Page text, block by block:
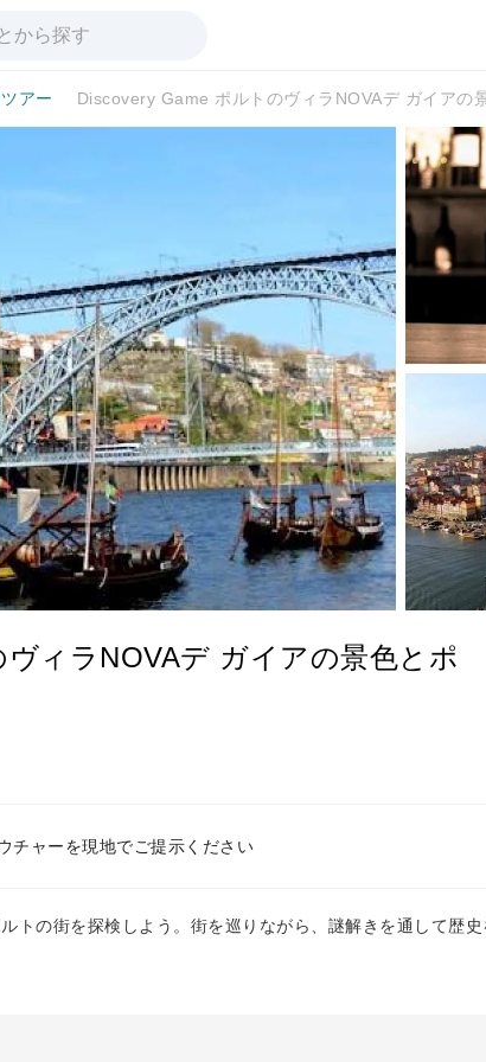
アー Discovery Game ポルトのヴィラNOVAデ ガイアの
ィラNOVAデ ガイアの景色とポ
チャーを現地でご提示ください
トの街を探検しよう。街を巡りながら、謎解きを通して歴史